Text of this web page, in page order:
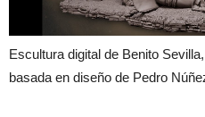
Escultura digital de Benito
basada en diseño de Pedro